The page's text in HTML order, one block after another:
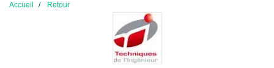
Accueil Retour